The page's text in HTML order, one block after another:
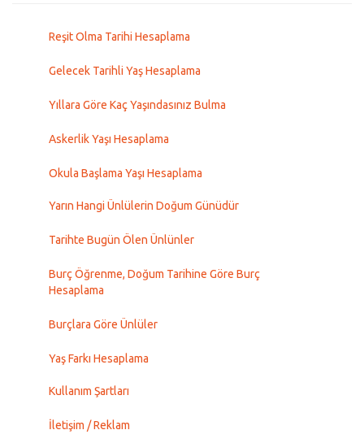
Reşit Olma Tarihi Hesaplama
Gelecek Tarihli Yaş Hesaplama
Yıllara Göre Kaç Yaşındasınız Bulma
Askerlik Yaşı Hesaplama
Okula Başlama Yaşı Hesaplama
Yarın Hangi Ünlülerin Doğum Günüdür
Tarihte Bugün Ölen Ünlünler
Burç Öğrenme, Doğum Tarihine Göre Burç
Hesaplama
Burçlara Göre Ünlüler
Yaş Farkı Hesaplama
Kullanım Şartları
İletişim / Reklam